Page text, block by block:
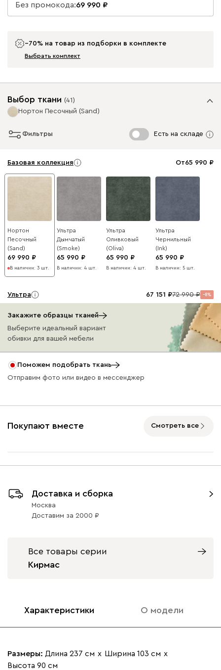
Без промокода:69 990
−70% на товар из подборки в комплекте
Выбрать комплект
Выбор ткани (41)
Нортон Песочный (Sand)
Фильтры Есть на складе
Базовая коллекция От65 990
Нортон
Песочный
(Sand)
69 990
В наличии: 3 шт.
Ультра
Дымчатый
(Smoke)
65 990
В наличии: 4 шт.
Ультра
Оливковый
(Oliva)
65 990
В наличии: 4 шт.
Ультра
Чернильный
(Ink)
65 990
В наличии: 5 шт.
Ультра 67 151 72 990 8
Айвори (Ivory)
Горчичный
Коралловый
000 490 795 910 930
Кларинс
130
Бежевый Графит Молочный Серый
Закажите образцы тканей
Выберите идеальный вариант
обивки для вашей мебели
Поможем подобрать ткань
Отправим фото или видео в мессенджер
Покупают вместе Смотреть все
Доставка и сборка
Москва
Доставим за 2000
Все товары серии
Кирмас
Характеристики О модели
Размеры: Длина 237 см х Ширина 103 см х
Высота 90 см